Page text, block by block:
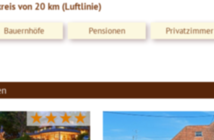
von 20 km (Luftlinie)
Bauernhöfe Pensionen
Privatzimmer
★★★★